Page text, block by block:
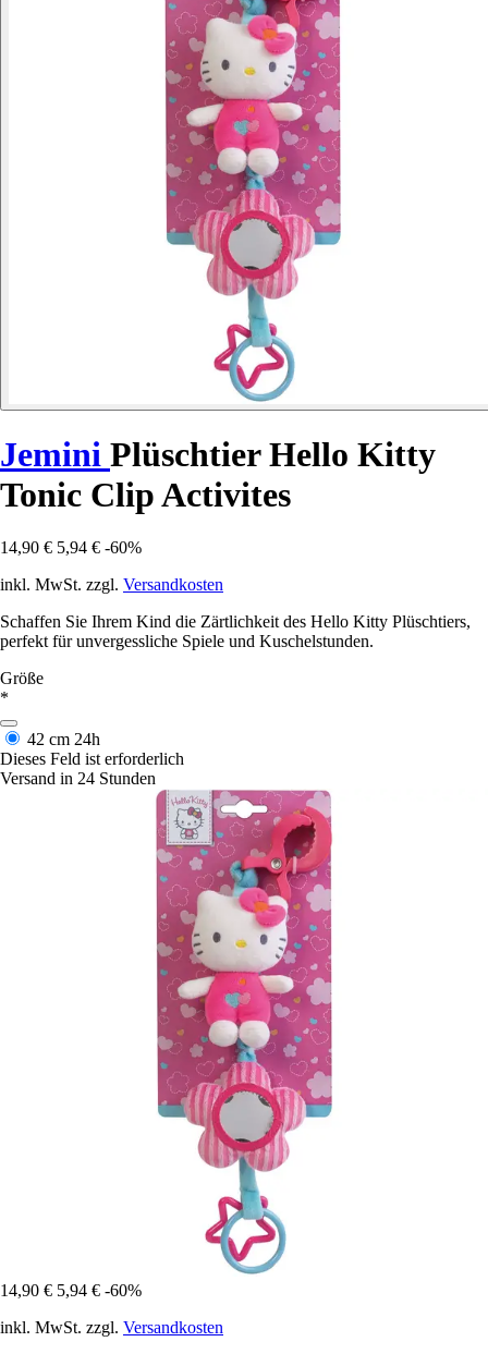
Jemini Plüschtier Hello Kitty
Tonic Clip Activites
14,90 € 5,94 € -60%
inkl. MwSt. zzgl. Versandkosten
Schaffen Sie Ihrem Kind die Zärtlichkeit des Hello Kitty Plüschtiers,
perfekt für unvergessliche Spiele und Kuschelstunden.
Größe
*
42 cm 24h
Dieses Feld ist erforderlich
Versand in 24 Stunden
14,90 € 5,94 € -60%
inkl. MwSt. zzgl. Versandkosten